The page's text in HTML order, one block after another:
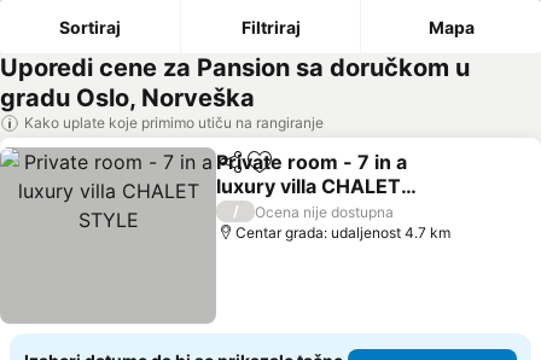
Sortiraj Filtriraj Mapa
Uporedi cene za Pansion sa doručkom u
gradu Oslo, Norveška
Kako uplate koje primimo utiču na rangiranje
Deli Dodati u favorite
Private room - 7 in a
luxury villa CHALET
STYLE
Pogledaj cene
/
Ocena nije dostupna
Centar grada: udaljenost 4.7 km